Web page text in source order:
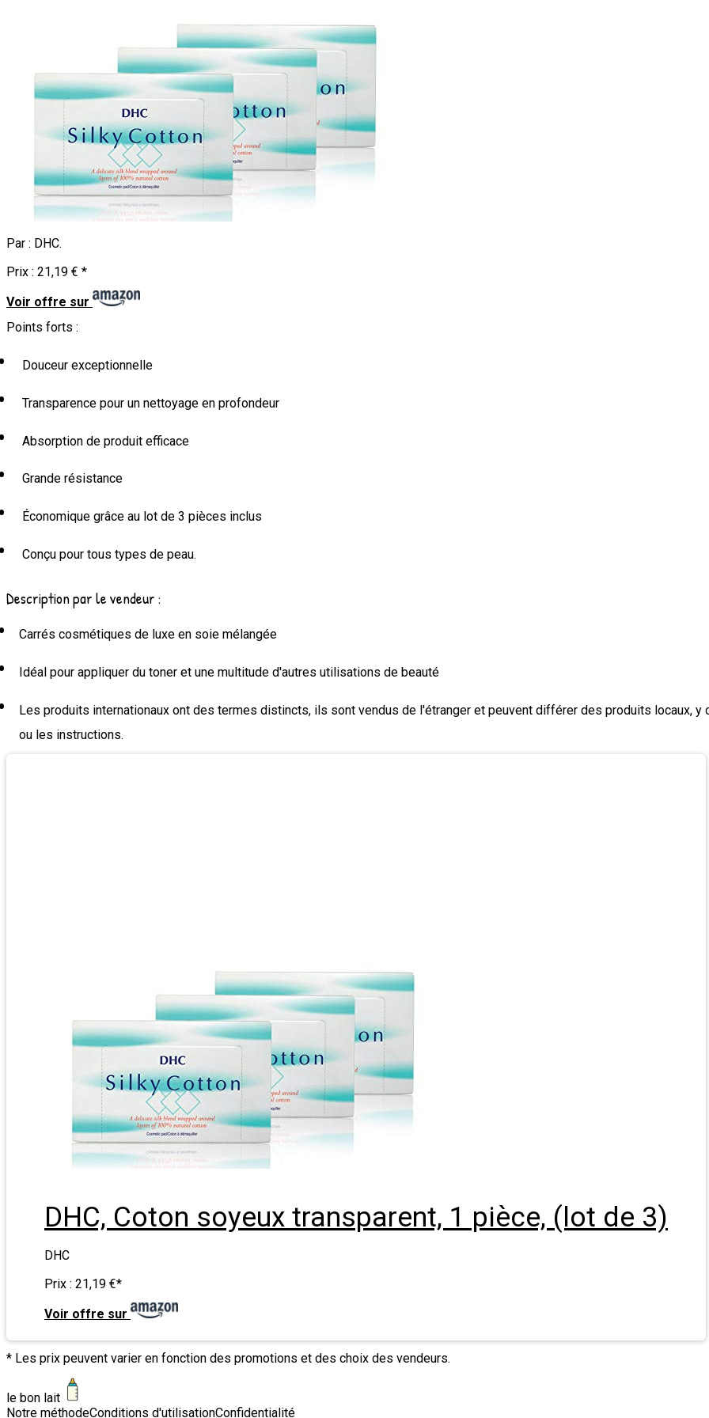
Par : DHC.
Prix : 21,19 € *
Voir offre sur
Points forts :
Douceur exceptionnelle
Transparence pour un nettoyage en profondeur
Absorption de produit efficace
Grande résistance
Économique grâce au lot de 3 pièces inclus
Conçu pour tous types de peau.
Description par le vendeur :
Carrés cosmétiques de luxe en soie mélangée
Idéal pour appliquer du toner et une multitude d'autres utilisations de beauté
Les produits internationaux ont des termes distincts, ils sont vendus de l'étranger et peuvent différer des produits locaux, y
ou les instructions.
DHC, Coton soyeux transparent, 1 pièce, (lot de 3)
DHC
Prix : 21,19 €*
Voir offre sur
* Les prix peuvent varier en fonction des promotions et des choix des vendeurs.
le bon lait
Notre méthodeConditions d'utilisationConfidentialité